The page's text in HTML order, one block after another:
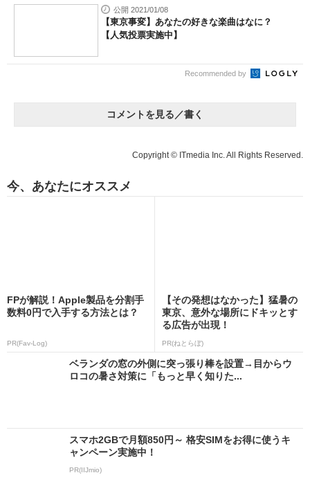
公開 2021/01/08
【東京事変】あなたの好きな楽曲はなに？
【人気投票実施中】
Recommended by
コメントを見る／書く
Copyright © ITmedia Inc. All Rights Reserved.
今、あなたにオススメ
FPが解説！Apple製品を分割手
数料0円で入手する方法とは？
PR(Fav-Log)
【その発想はなかった】猛暑の
東京、意外な場所にドキッとす
る広告が出現！
PR(ねとらぼ)
ベランダの窓の外側に突っ張り棒を設置→目からウ
ロコの暑さ対策に「もっと早く知りた...
スマホ2GBで月額850円～ 格安SIMをお得に使うキ
ャンペーン実施中！
PR(IIJmio)